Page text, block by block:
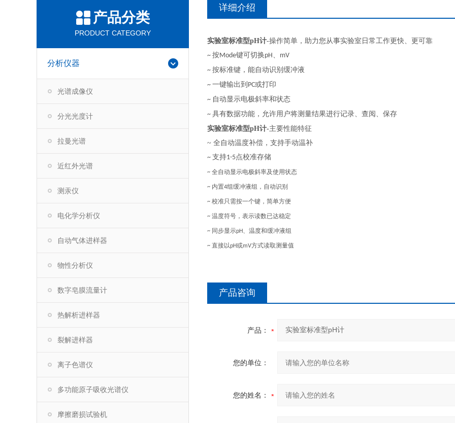
产品分类
PRODUCT CATEGORY
分析仪器
光谱成像仪
分光光度计
拉曼光谱
近红外光谱
测汞仪
电化学分析仪
自动气体进样器
物性分析仪
数字皂膜流量计
热解析进样器
裂解进样器
离子色谱仪
多功能原子吸收光谱仪
摩擦磨损试验机
详细介绍
实验室标准型pH计-操作简单，助力您从事实验室日常工作更快、更可靠
~ 按Mode键可切换pH、 mV
~ 按标准键，能自动识别缓冲液
~ 一键输出到 PC或打印
~ 自动显示电极斜率和状态
~ 具有数据功能，允许用户将测量结果进行记录、查阅、保存
实验室标准型pH计-主要性能特征
~ 全自动温度补偿，支持手动温补
~ 支持1-5点校准存储
~ 全自动显示电极斜率及使用状态
~ 内置4组缓冲液组，自动识别
~ 校准只需按一个键，简单方便
~ 温度符号，表示读数已达稳定
~ 同步显示pH、温度和缓冲液组
~ 直接以pH或mV方式读取测量值
产品咨询
产品：
您的单位：
您的姓名：